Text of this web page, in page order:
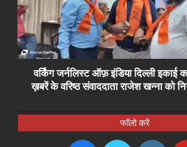
वर्किंग जर्नलिस्ट ऑफ़ इंडिया दिल्ली इकाई
ख़बरें के वरिष्ठ संवाददाता राजेश खन्ना को
फॉलो करें